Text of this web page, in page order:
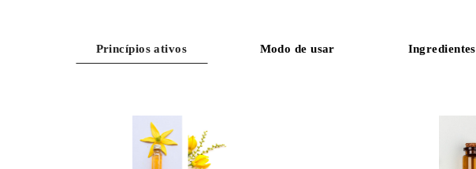
Princípios ativos Modo de usar Ingredientes